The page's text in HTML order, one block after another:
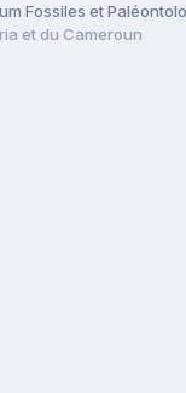
Fossiles et
et du Cameroun